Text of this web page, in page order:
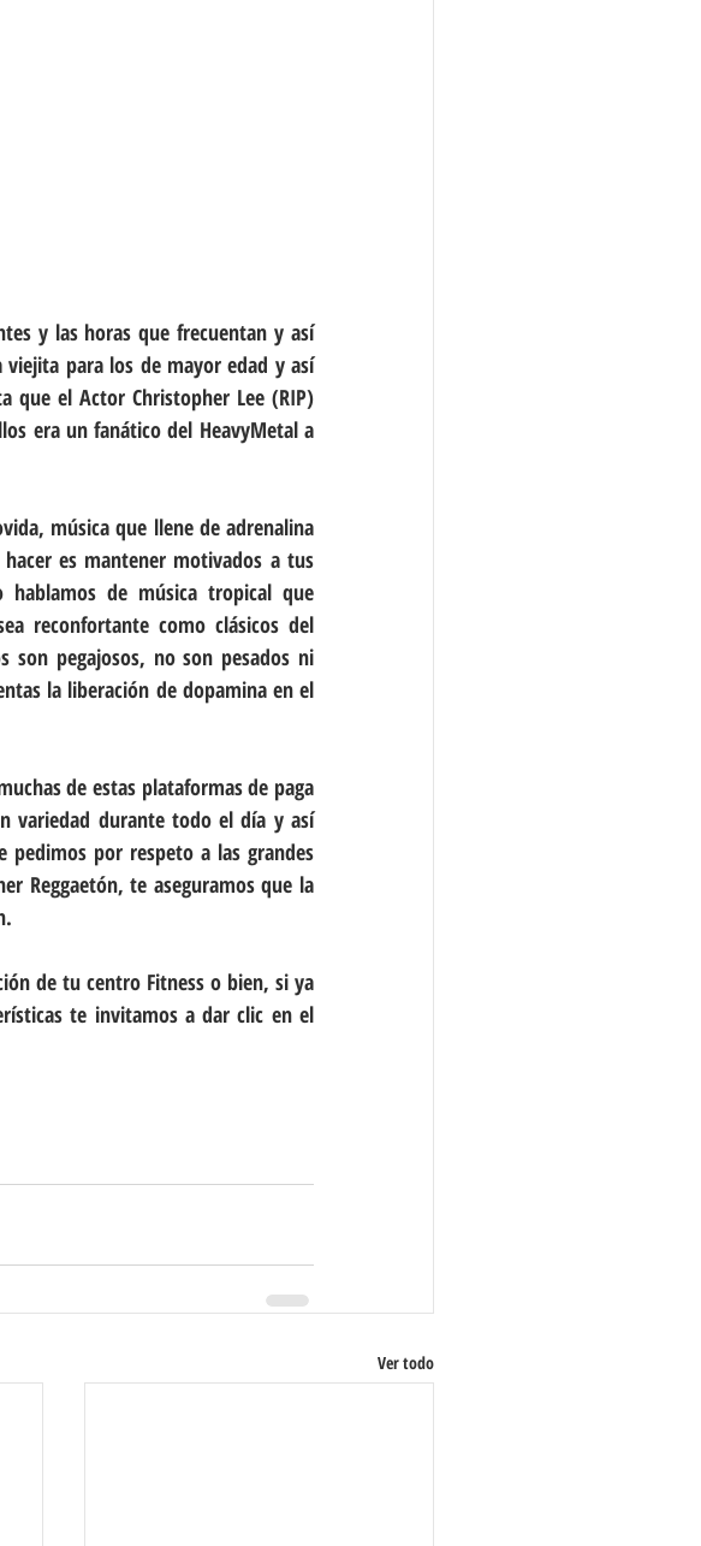
y las horas que frecuentan y así
viejita para los de mayor edad y así
que el Actor Christopher Lee (RIP)
era un fanático del HeavyMetal a
música que llene de adrenalina
es mantener motivados a tus
de música tropical que
reconfortante como clásicos del
son pegajosos, no son pesados ni
la liberación de dopamina en el
de estas plataformas de paga
variedad durante todo el día y así
pedimos por respeto a las grandes
Reggaetón, te aseguramos que la
de tu centro Fitness o bien, si ya
te invitamos a dar clic en el
Ver todo